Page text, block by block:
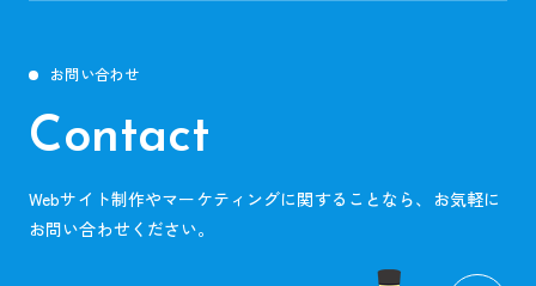
お問い合わせ
Contact
Webサイト制作やマーケティングに関することなら、お気軽に
お問い合わせください。